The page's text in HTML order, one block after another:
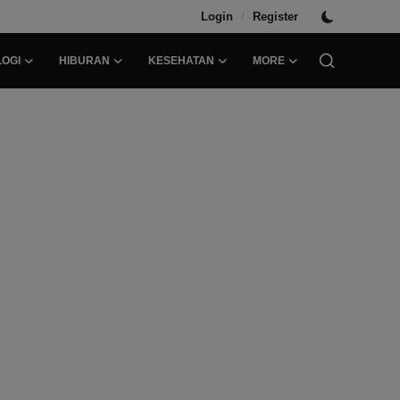
Login / Register
HIBURAN KESEHATAN MORE